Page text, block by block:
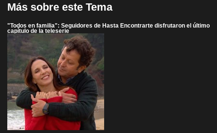
Más sobre este Tema
"Todos en familia": Seguidores de Hasta Encontrarte disfrutaron el último
capítulo de la teleserie